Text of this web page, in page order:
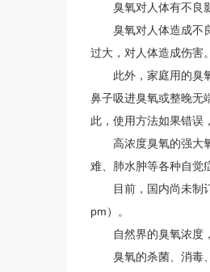
臭氧对人体有不良影
臭氧对人体造成不良
过大，对人体造成伤害
此外，家庭用的臭氧
鼻子吸进臭氧或整晚无
此，使用方法如果错误
高浓度臭氧的强大氧
难、肺水肿等各种自觉
目前，国内尚未制订
pm）。
自然界的臭氧浓度，
臭氧的杀菌、消毒、